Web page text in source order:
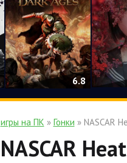
6.8
игры на ПК » Гонки » NASCAR
NASCAR